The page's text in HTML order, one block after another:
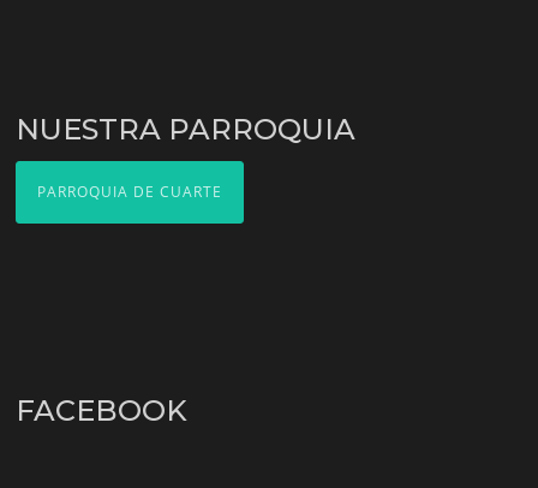
NUESTRA PARROQUIA
PARROQUIA DE CUARTE
FACEBOOK